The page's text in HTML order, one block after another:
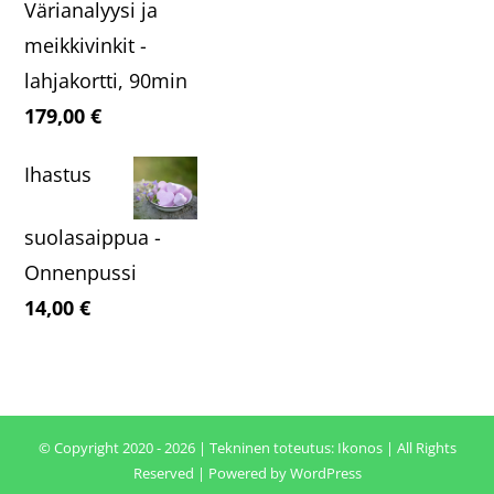
Värianalyysi ja
meikkivinkit -
lahjakortti, 90min
179,00€
Ihastus
suolasaippua -
Onnenpussi
14,00€
© Copyright 2020 - 2026 | Tekninen toteutus: Ikonos| All Rights
Reserved | Powered byWordPress